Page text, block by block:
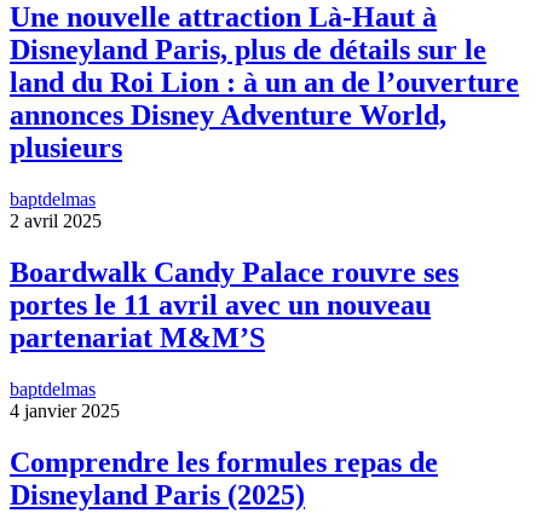
Une nouvelle attraction Là-Haut à
Disneyland Paris, plus de détails sur le
land du Roi Lion : à un an de l’ouverture
annonces Disney Adventure World,
plusieurs
baptdelmas
2 avril 2025
Boardwalk Candy Palace rouvre ses
portes le 11 avril avec un nouveau
partenariat M&M’S
baptdelmas
4 janvier 2025
Comprendre les formules repas de
Disneyland Paris (2025)